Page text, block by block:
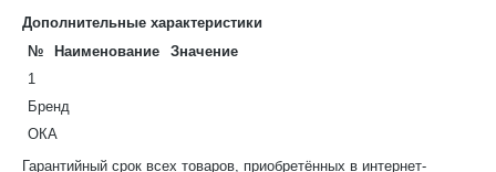
Дополнительные характеристики
№
Наименование
Значение
1
Бренд
ОКА
Гарантийный срок всех товаров, приобретённых в интернет-